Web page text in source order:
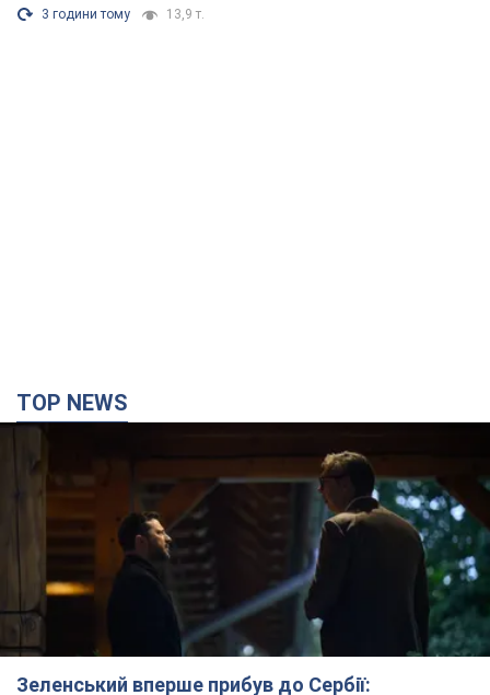
3 години тому 13,9 т.
TOP NEWS
Зеленський вперше прибув до Сербії: